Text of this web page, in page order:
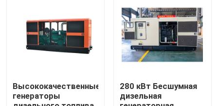
Дом
Высококачественные
генераторы
280 кВт Бесшумная
дизельная